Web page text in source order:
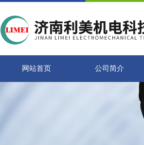
网站首页 公司简介